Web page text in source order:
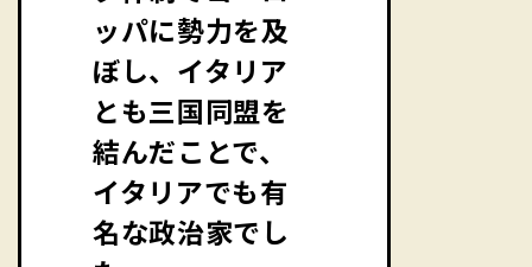
ッパに勢力を及
ぼし、イタリア
とも三国同盟を
結んだことで、
イタリアでも有
名な政治家でし